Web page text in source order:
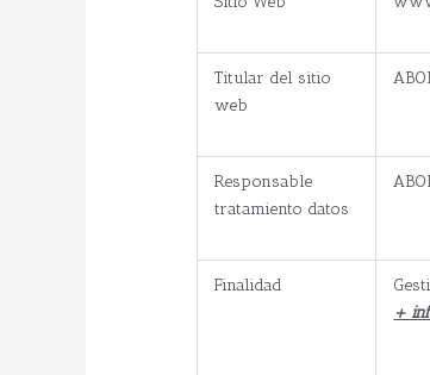
Titular del sitio
web
Responsable
tratamiento datos
Finalidad
+